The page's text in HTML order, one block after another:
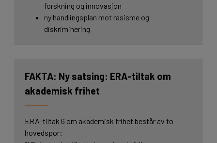
forskning og innovasjon
ny handlingsplan mot rasisme og
diskriminering
Ny satsing: ERA-tiltak om
akademisk frihet
ERA-tiltak 6 om akademisk frihet består av to
hovedspor: